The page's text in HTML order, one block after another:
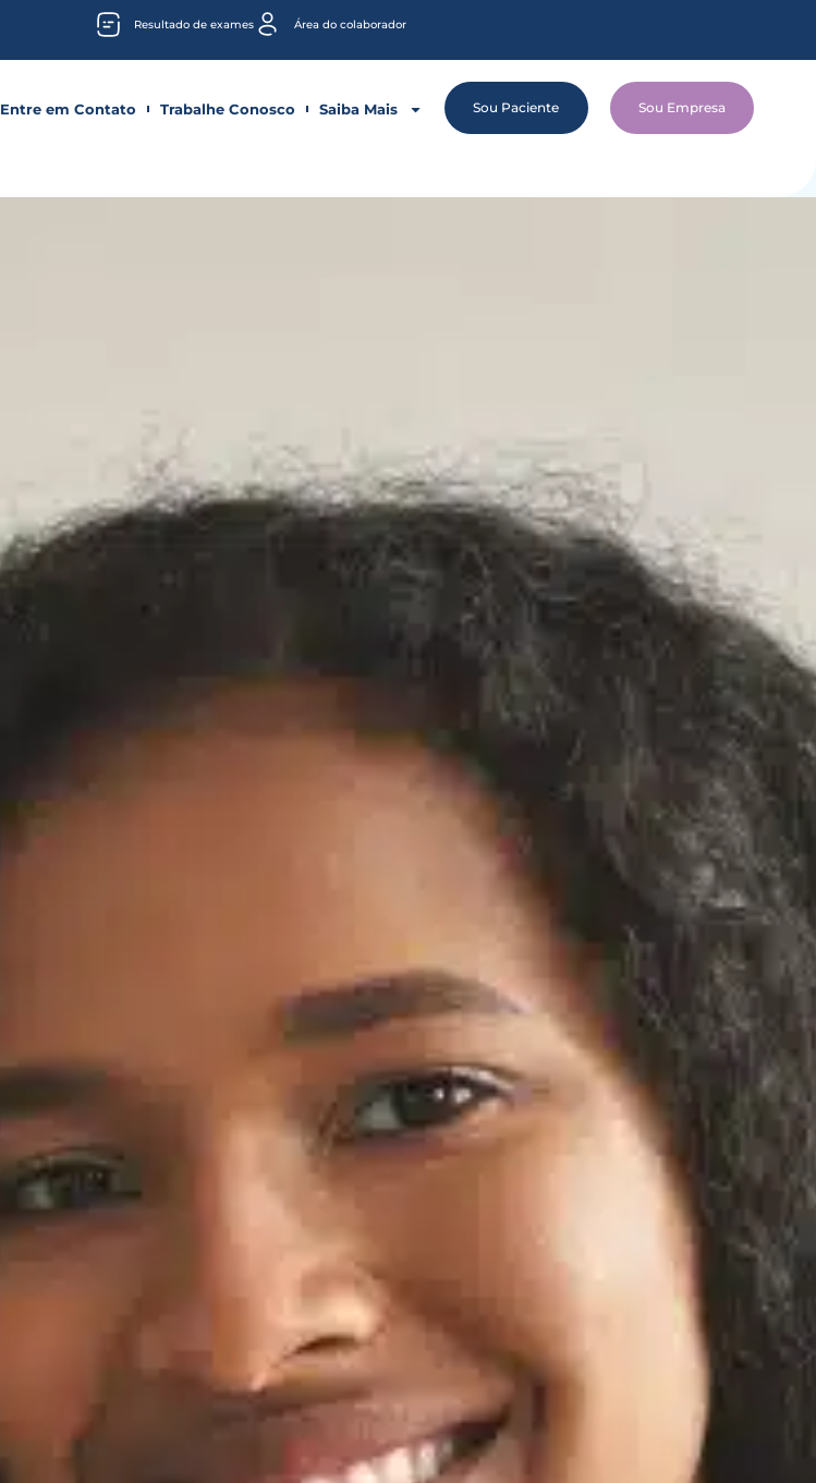
Resultado de exames Área do colaborador
Entre em Contato Trabalhe Conosco Saiba Mais Sou Paciente Sou Empresa